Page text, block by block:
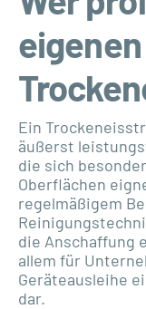
eigenen
Ein
äußerst
die sich
Oberflächen
regelmäßigem
die Anschaffung
allem für
Geräteausleihe
dar.